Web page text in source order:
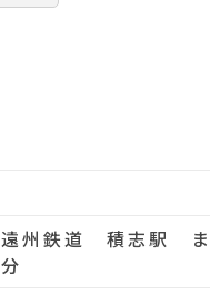
遠州鉄道 積志駅 ま
分